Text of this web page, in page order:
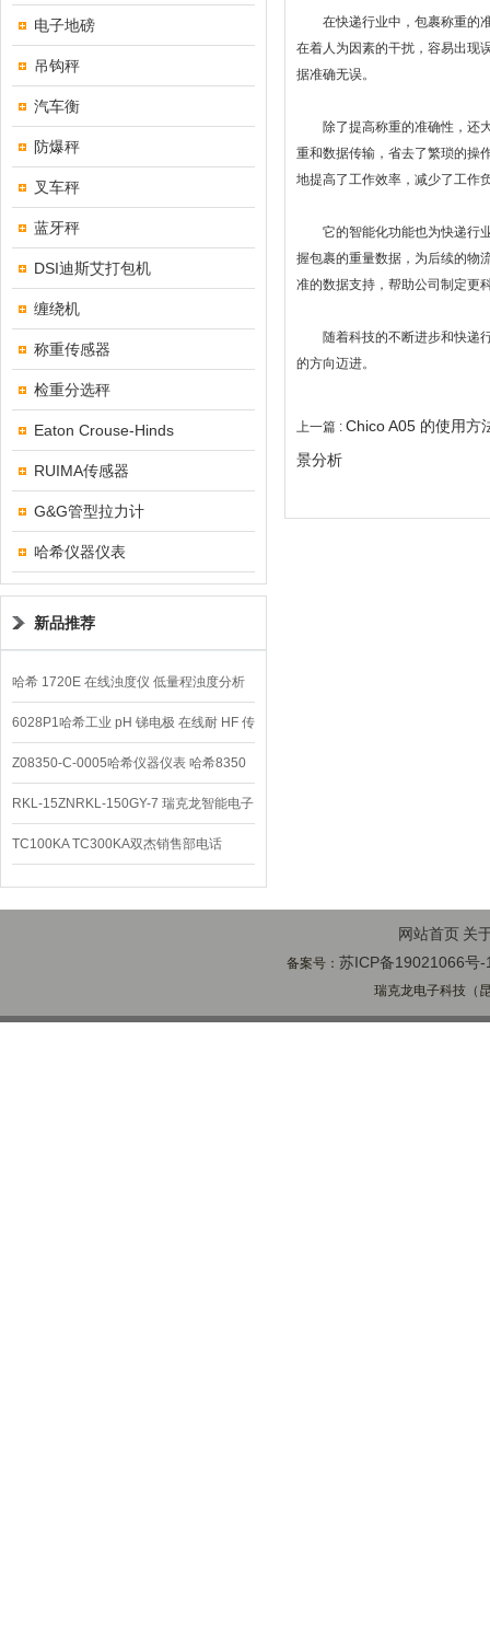
电子地磅
吊钩秤
汽车衡
防爆秤
叉车秤
蓝牙秤
DSI迪斯艾打包机
缠绕机
称重传感器
检重分选秤
Eaton Crouse-Hinds
RUIMA传感器
G&G管型拉力计
哈希仪器仪表
新品推荐
哈希 1720E 在线浊度仪 低量程浊度分析
仪
6028P1哈希工业 pH 锑电极 在线耐 HF 传
感器
Z08350-C-0005哈希仪器仪表 哈希8350
sc在线PH电极
RKL-15ZNRKL-150GY-7 瑞克龙智能电子
秤
TC100KA TC300KA双杰销售部电话
TC150KA天平瑞克龙
在快递行业中，包裹称重的准
在着人为因素的干扰，容易出现
据准确无误。
除了提高称重的准确性，还大
重和数据传输，省去了繁琐的操
地提高了工作效率，减少了工作
它的智能化功能也为快递行业
握包裹的重量数据，为后续的物
准的数据支持，帮助公司制定更
随着科技的不断进步和快递行
的方向迈进。
上一篇 : Chico A05 的使用方
景分析
网站首页 关
备案号： 苏ICP备19021066号-
瑞克龙电子科技（